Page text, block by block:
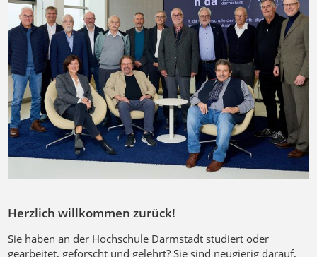
Herzlich willkommen zurück!
Sie haben an der Hochschule Darmstadt studiert oder
gearbeitet, geforscht und gelehrt? Sie sind neugierig darauf,